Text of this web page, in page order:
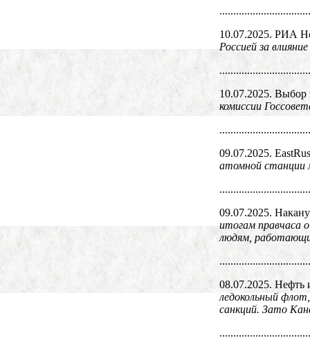
10.07.2025. РИА
Россией за
10.07.2025. Выбор
комиссии
09.07.2025.
атомной станции
09.07.2025.
итогам правчаса
людям,
08.07.2025. Нефть
ледокольный
санкций. Зато